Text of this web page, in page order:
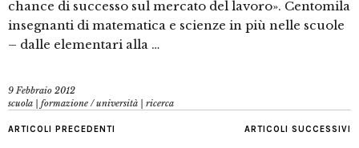
chance di successo sul mercato del lavoro». Centomila
insegnanti di matematica e scienze in più nelle scuole
– dalle elementari alla …
9 Febbraio 2012
scuola | formazione /università | ricerca
ARTICOLI PRECEDENTI ARTICOLI SUCCESSIVI